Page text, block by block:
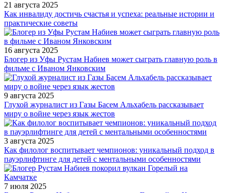
21 августа 2025
Как инвалиду достичь счастья и успеха: реальные истории и
практические советы
16 августа 2025
Блогер из Уфы Рустам Набиев может сыграть главную роль в
фильме с Иваном Янковским
9 августа 2025
Глухой журналист из Газы Басем Альхабель рассказывает
миру о войне через язык жестов
3 августа 2025
Как филолог воспитывает чемпионов: уникальный подход в
пауэрлифтинге для детей с ментальными особенностями
7 июля 2025